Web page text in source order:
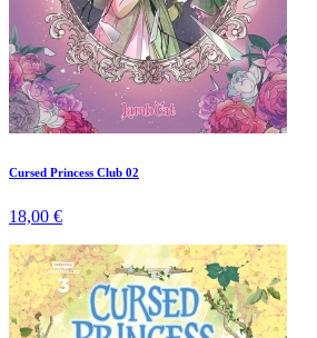
Cursed Princess Club 02
18,00 €